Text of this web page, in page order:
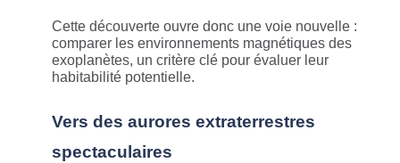
Cette découverte ouvre donc une voie nouvelle :
comparer les environnements magnétiques des
exoplanètes, un critère clé pour évaluer leur
habitabilité potentielle.
Vers des aurores extraterrestres
spectaculaires